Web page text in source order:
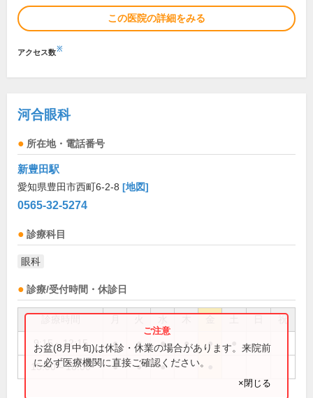
この医院の詳細をみる
アクセス数※
河合眼科
所在地・電話番号
新豊田駅
愛知県豊田市西町6-2-8 [地図]
0565-32-5274
診療科目
眼科
診療/受付時間・休診日
祝
9:15～12:15 ● ● ● ● ●
15:00～18:00 ● ● ●
お盆(8月中旬)は休診・休業の場合があります。来院前
に必ず医療機関に直接ご確認ください。
×閉じる